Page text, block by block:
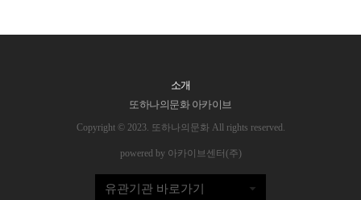
소개
또하나의문화 아카이브
Copyright © 2023. 또하나의문화 All rights reserved.
powered by 아카이브센터(주)
유관기관 바로가기